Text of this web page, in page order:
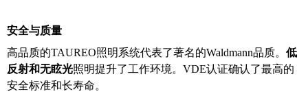
安全与质量
高品质的TAUREO照明系统代表了著名的Waldmann品质。 低
反射和无眩光照明提升了工作环境。VDE认证确认了最高的
安全标准和长寿命。